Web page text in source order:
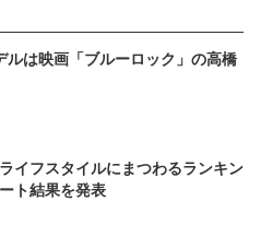
ルは映画「ブルーロック」の高橋
イフスタイルにまつわるランキン
ト結果を発表